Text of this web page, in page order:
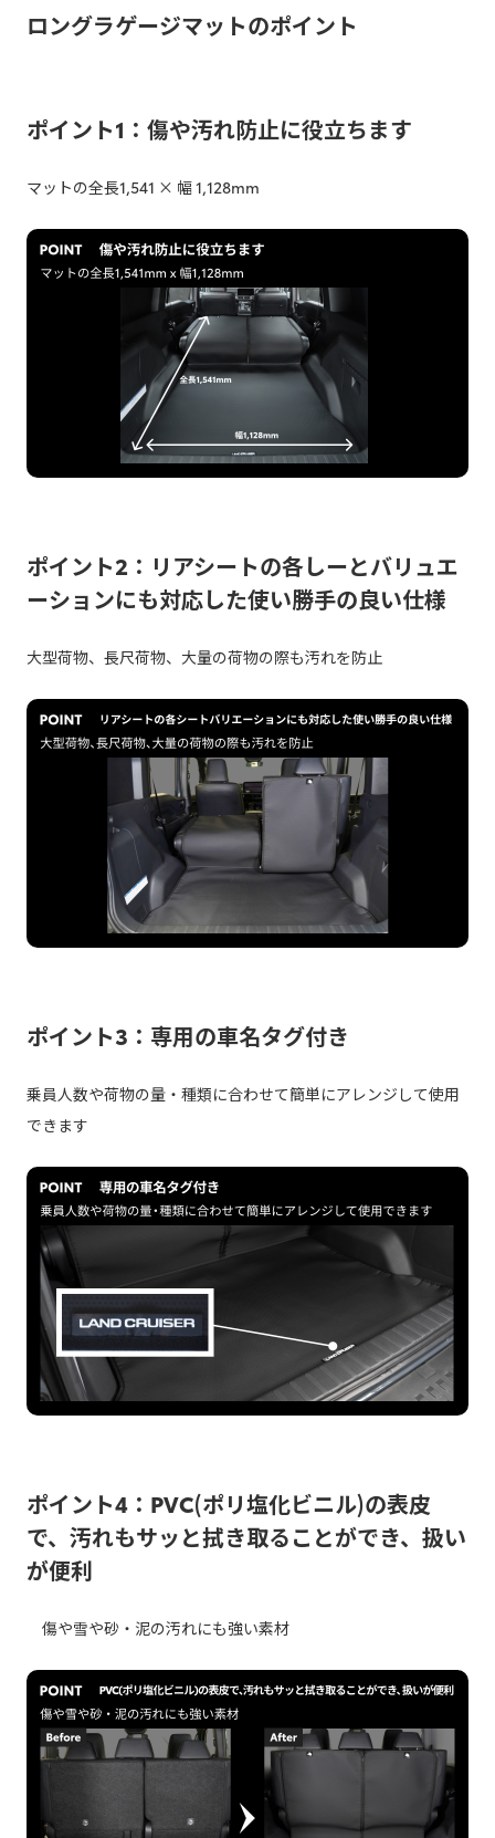
ロングラゲージマットのポイント
ポイント1：傷や汚れ防止に役立ちます
マットの全長1,541 × 幅 1,128mm
ポイント2：リアシートの各しーとバリュエ
ーションにも対応した使い勝手の良い仕様
大型荷物、長尺荷物、大量の荷物の際も汚れを防止
ポイント3：専用の車名タグ付き
乗員人数や荷物の量・種類に合わせて簡単にアレンジして使用
できます
ポイント4：PVC(ポリ塩化ビニル)の表皮
で、汚れもサッと拭き取ることができ、扱い
が便利
傷や雪や砂・泥の汚れにも強い素材